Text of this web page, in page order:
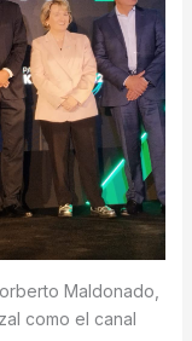
Maldonado,
como el canal